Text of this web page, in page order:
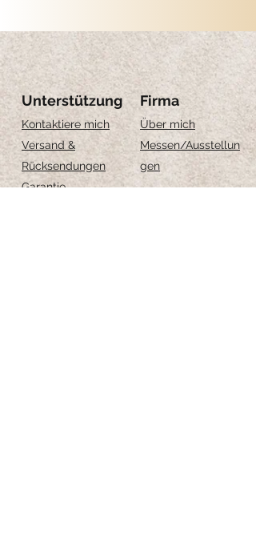
Montatura:
gancio in argento 925/placcato
oro.
Unterstützung
Kontaktiere mich
Versand &
Rücksendungen
Garantie
Firma
Über mich
Messen/Ausstellun
gen